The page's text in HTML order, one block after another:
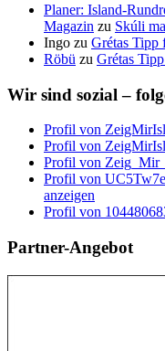
Planer: Island-
Magazin zu Skúli
Ingo zu Grétas Tipp
Röbü zu Grétas
Wir sind sozial –
Profil von
Profil von
Profil von
Profil von
anzeigen
Profil von
Partner-Angebot